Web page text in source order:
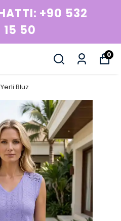
WHATSAPP HATTI:
0
Yerli Bluz